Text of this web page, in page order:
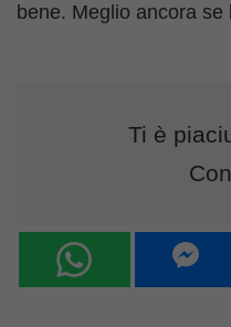
bene. Meglio ancora
Ti è